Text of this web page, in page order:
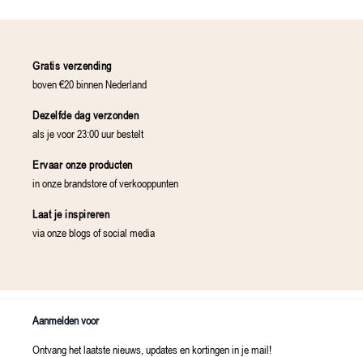
Gratis verzending
boven €20 binnen Nederland
Dezelfde dag verzonden
als je voor 23:00 uur bestelt
Ervaar onze producten
in onze brandstore of verkooppunten
Laat je inspireren
via onze blogs of social media
Aanmelden voor
Ontvang het laatste nieuws, updates en kortingen in je mail!